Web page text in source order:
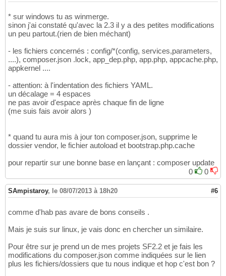
* sur windows tu as winmerge.
sinon j'ai constaté qu'avec la 2.3 il y a des petites modifications
un peu partout.(rien de bien méchant)
- les fichiers concernés : config/*(config, services,parameters,
....), composer.json .lock, app_dep.php, app.php, appcache.php,
appkernel ....
- attention: à l'indentation des fichiers YAML.
un décalage = 4 espaces
ne pas avoir d'espace après chaque fin de ligne
(me suis fais avoir alors )
* quand tu aura mis à jour ton composer.json, supprime le
dossier vendor, le fichier autoload et bootstrap.php.cache
pour repartir sur une bonne base en lançant : composer update
0
0
SAmpistaroy, le 08/07/2013 à 18h20 #6
comme d'hab pas avare de bons conseils .
Mais je suis sur linux, je vais donc en chercher un similaire.
Pour être sur je prend un de mes projets SF2.2 et je fais les
modifications du composer.json comme indiquées sur le lien
plus les fichiers/dossiers que tu nous indique et hop c'est bon ?